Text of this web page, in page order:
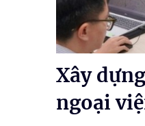
Lâm Đồng:
Pháp luật –
mại
Xây dựng bản
Xây
ngoại